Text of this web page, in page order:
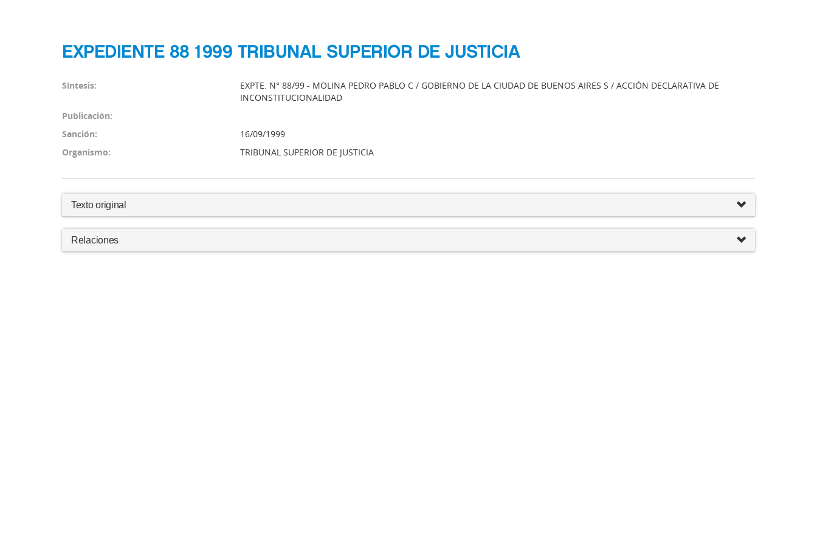
EXPEDIENTE 88 1999 TRIBUNAL SUPERIOR DE JUSTICIA
Síntesis:
EXPTE. N° 88/99 - MOLINA PEDRO PABLO C / GOBIERNO DE LA CIUDAD DE BUENOS AIRES S / ACCIÓN DECLARATIVA DE
INCONSTITUCIONALIDAD
Publicación:
Sanción:
16/09/1999
Organismo:
TRIBUNAL SUPERIOR DE JUSTICIA
Texto original
Relaciones